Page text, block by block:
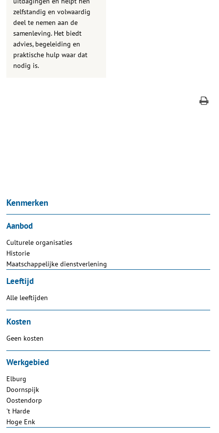
zelfstandig en volwaardig
deel te nemen aan de
samenleving. Het biedt
advies, begeleiding en
praktische hulp waar dat
nodig is.
Kenmerken
Aanbod
Culturele organisaties
Historie
Maatschappelijke dienstverlening
Leeftijd
Alle leeftijden
Kosten
Geen kosten
Werkgebied
Elburg
Doornspijk
Oostendorp
't Harde
Hoge Enk